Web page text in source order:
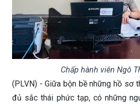
Chấp hành viên Ngô
(PLVN) - Giữa bộn bề những hồ sơ
đủ sắc thái phức tạp, có những